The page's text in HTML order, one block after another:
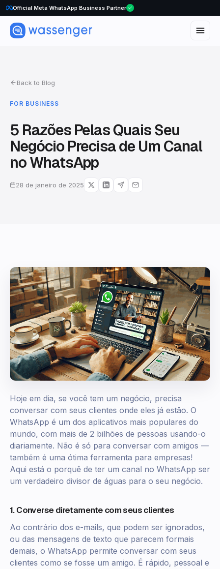
Official Meta WhatsApp Business Partner
Back to Blog
FOR BUSINESS
5 Razões Pelas Quais Seu
Negócio Precisa de Um Canal
no WhatsApp
28 de janeiro de 2025
Hoje em dia, se você tem um negócio, precisa
conversar com seus clientes onde eles já estão. O
WhatsApp é um dos aplicativos mais populares do
mundo, com mais de 2 bilhões de pessoas usando-o
diariamente. Não é só para conversar com amigos —
também é uma ótima ferramenta para empresas!
Aqui está o porquê de ter um canal no WhatsApp ser
um verdadeiro divisor de águas para o seu negócio.
1. Converse diretamente com seus clientes
Ao contrário dos e-mails, que podem ser ignorados,
ou das mensagens de texto que parecem formais
demais, o WhatsApp permite conversar com seus
clientes como se fosse um amigo. É rápido, pessoal e